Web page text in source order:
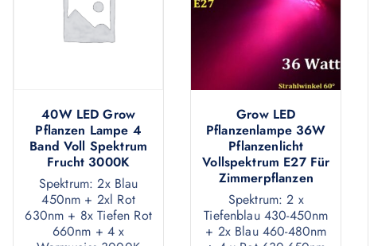
40W LED Grow
Pflanzen Lampe 4
Band Voll Spektrum
Frucht 3000K
Spektrum: 2x Blau
450nm + 2xl Rot
630nm + 8x Tiefen Rot
660nm + 4 x
Grow LED
Pflanzenlampe 36W
Pflanzenlicht
Vollspektrum E27 Für
Zimmerpflanzen
Spektrum: 2 x
Tiefenblau 430-450nm
+ 2x Blau 460-480nm